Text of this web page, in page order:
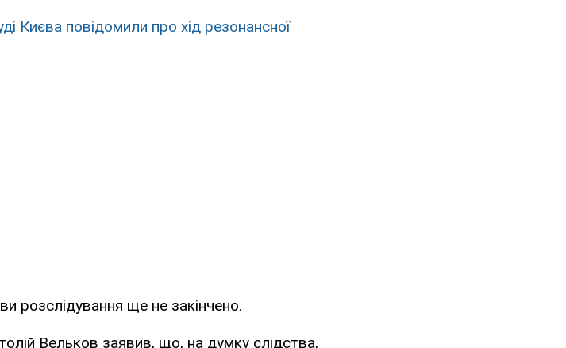
Києва повідомили про хід резонансної
розслідування ще не закінчено.
Вельков заявив, що, на думку слідства,